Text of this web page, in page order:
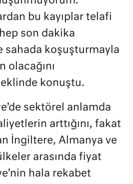
bu kayıplar telafi
son dakika
sahada koşuşturmayla
olacağını
konuştu.
sektörel anlamda
arttığını, fakat
İngiltere, Almanya ve
arasında fiyat
hala rekabet